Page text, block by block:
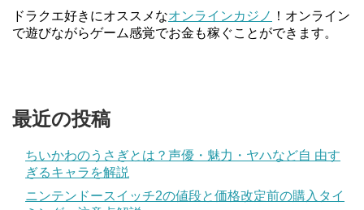
ドラクエ好きにオススメなオンラインカジノ ！オンライン
で遊びながらゲーム感覚でお金も稼ぐことができます。
最近の投稿
ちいかわのうさぎとは？声優・魅力・ヤハなど自 由す
ぎるキャラを解説
ニンテンドースイッチ2の値段と価格改定前の購入タイ